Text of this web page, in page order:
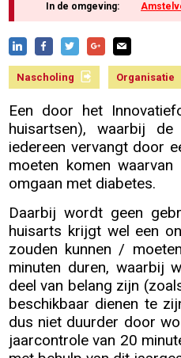
In de omgeving:
Nascholing Organisatie
Een door het
huisartsen), waarbij
iedereen vervangt door
moeten komen
omgaan met diabetes.
Daarbij wordt geen
huisarts krijgt wel een
zouden kunnen /
minuten duren, waarbij
deel van belang zijn
beschikbaar dienen te
dus niet duurder door
jaarcontrole van 20